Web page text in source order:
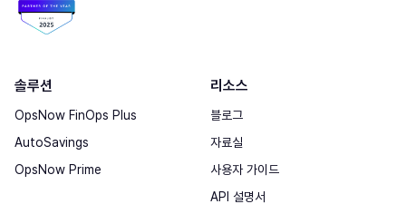
솔루션
OpsNow FinOps Plus
AutoSavings
OpsNow Prime
리소스
블로그
자료실
사용자 가이드
API 설명서